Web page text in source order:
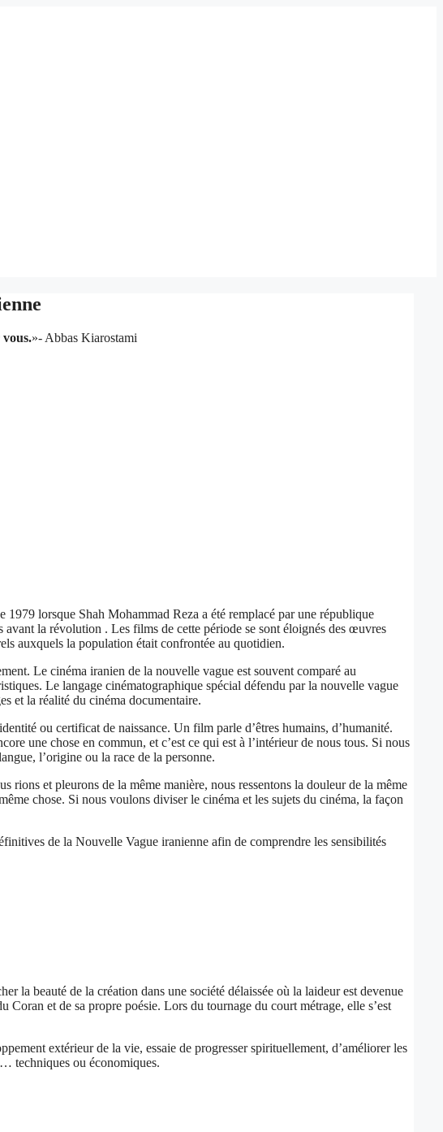
»- Abbas Kiarostami
lorsque Shah Mohammad Reza a été remplacé par une république
la révolution . Les films de cette période se sont éloignés des œuvres
auxquels la population était confrontée au quotidien.
Le cinéma iranien de la nouvelle vague est souvent comparé au
Le langage cinématographique spécial défendu par la nouvelle vague
et la réalité du cinéma documentaire.
ou certificat de naissance. Un film parle d’êtres humains, d’humanité.
une chose en commun, et c’est ce qui est à l’intérieur de nous tous. Si nous
l’origine ou la race de la personne.
rions et pleurons de la même manière, nous ressentons la douleur de la même
chose. Si nous voulons diviser le cinéma et les sujets du cinéma, la façon
de la Nouvelle Vague iranienne afin de comprendre les sensibilités
la beauté de la création dans une société délaissée où la laideur est devenue
et de sa propre poésie. Lors du tournage du court métrage, elle s’est
extérieur de la vie, essaie de progresser spirituellement, d’améliorer les
techniques ou économiques.